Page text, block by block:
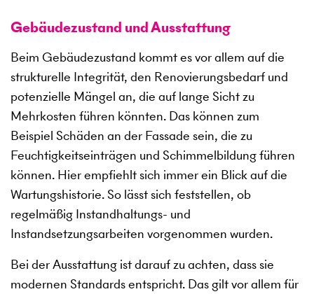
Gebäudezustand und Ausstattung
Beim Gebäudezustand kommt es vor allem auf die
strukturelle Integrität, den Renovierungsbedarf und
potenzielle Mängel an, die auf lange Sicht zu
Mehrkosten führen könnten. Das können zum
Beispiel Schäden an der Fassade sein, die zu
Feuchtigkeitseinträgen und Schimmelbildung führen
können. Hier empfiehlt sich immer ein Blick auf die
Wartungshistorie. So lässt sich feststellen, ob
regelmäßig Instandhaltungs- und
Instandsetzungsarbeiten vorgenommen wurden.
Bei der Ausstattung ist darauf zu achten, dass sie
modernen Standards entspricht. Das gilt vor allem für